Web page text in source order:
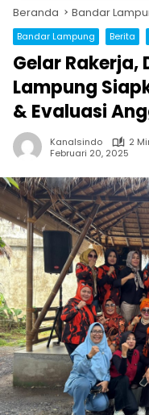
Beranda Bandar
Bandar Lampung Berita
Gelar Rakerja,
Lampung
& Evaluasi
Kanalsindo
2
Februari 20, 2025